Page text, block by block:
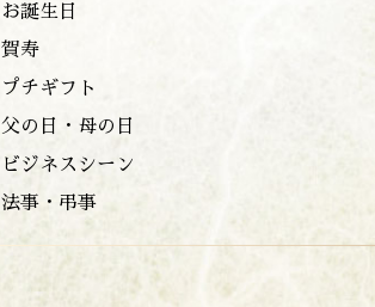
お誕生日
賀寿
プチギフト
父の日・母の日
ビジネスシーン
法事・弔事